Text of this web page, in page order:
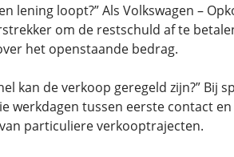
lening loopt?” Als Volkswagen –
om de restschuld af te
het openstaande bedrag.
kan de verkoop geregeld zijn?”
werkdagen tussen eerste contact
particuliere verkooptrajecten.